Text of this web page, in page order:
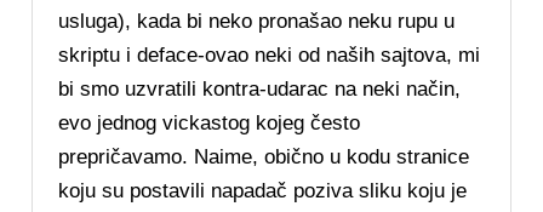
usluga), kada bi neko pronašao neku rupu u
skriptu i deface-ovao neki od naših sajtova, mi
bi smo uzvratili kontra-udarac na neki način,
evo jednog vickastog kojeg često
prepričavamo. Naime, obično u kodu stranice
koju su postavili napadač poziva sliku koju je